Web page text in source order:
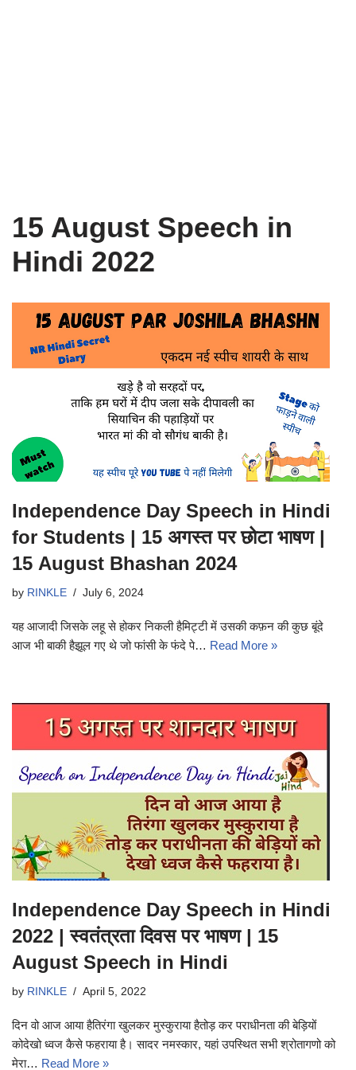
15 August Speech in
Hindi 2022
Independence Day Speech in Hindi
for Students | 15 अगस्त पर छोटा भाषण |
15 August Bhashan 2024
by RINKLE July 6, 2024
यह आजादी जिसके लहू से होकर निकली हैमिट्टी में उसकी कफ़न की कुछ बूंदे
आज भी बाकी हैझूल गए थे जो फांसी के फंदे पे… Read More »
Independence Day Speech in Hindi
2022 | स्वतंत्रता दिवस पर भाषण | 15
August Speech in Hindi
by RINKLE April 5, 2022
दिन वो आज आया हैतिरंगा खुलकर मुस्कुराया हैतोड़ कर पराधीनता की बेड़ियों
कोदेखो ध्वज कैसे फहराया है। सादर नमस्कार, यहां उपस्थित सभी श्रोतागणो को
मेरा… Read More »